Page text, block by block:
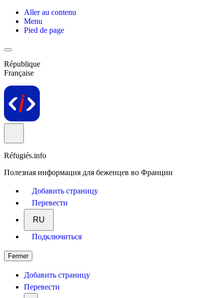
Aller au contenu
Menu
Pied de page
République
Française
Réfugiés.info
Полезная информация для беженцев во Франции
Добавить страницу
Перевести
RU
Подключиться
Fermer
Добавить страницу
Перевести